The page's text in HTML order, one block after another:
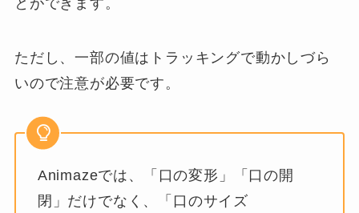
とができます。
ただし、一部の値はトラッキングで動かしづら
いので注意が必要です。
Animazeでは、「口の変形」「口の開
閉」だけでなく、「口のサイズ